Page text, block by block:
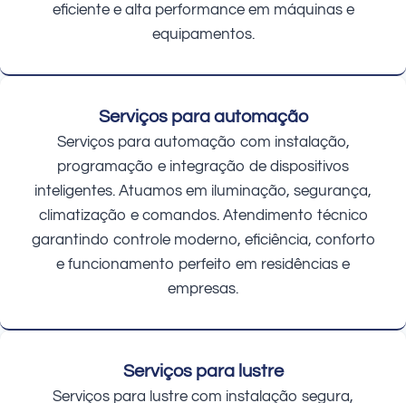
eficiente e alta performance em máquinas e
equipamentos.
Serviços para automação
Serviços para automação com instalação,
programação e integração de dispositivos
inteligentes. Atuamos em iluminação, segurança,
climatização e comandos. Atendimento técnico
garantindo controle moderno, eficiência, conforto
e funcionamento perfeito em residências e
empresas.
Serviços para lustre
Serviços para lustre com instalação segura,